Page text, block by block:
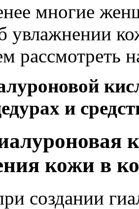
многие
увлажнении
рассмотреть
кожи в
создании